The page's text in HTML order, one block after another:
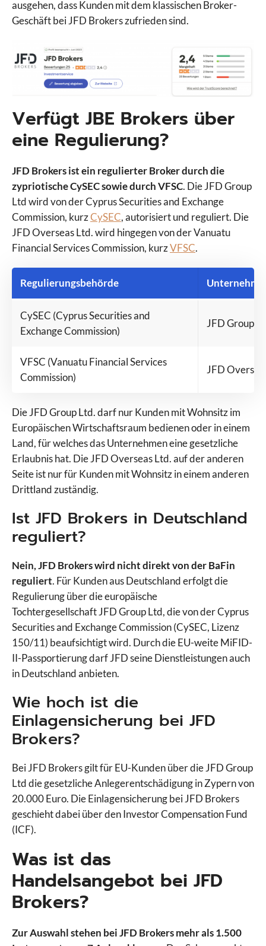
ActivTrades
AMP Futures
AvaFutures
AvaTrade
BlackBull Markets
Capital.com
CMC Markets
Comdirect
Consorsbank
Degiro
Deriv
Deutsche Bank
eToro
FOREX.com
FP Markets
FP Trading Demo
Freedom24
FXCM
FxPro
GBE Brokers
IC Markets
IC Trading
IG
Interactive Brokers
IQ Option
Libertex
LYNX
Markets.com
Moneta Markets
Naga
Pepperstone
Plus500
PrimeXBT
PU Prime
RoboMarkets
Scalable Capital
Skilling
Sparkassen Broker
StarTrader
Swissquote
Targobank
TMGM
Trade Republic
Traders Place
Trading 212
Vergleiche Broker
ausgehen, dass Kunden mit dem klassischen Broker-
Geschäft bei JFD Brokers zufrieden sind.
Verfügt JBE Brokers über
eine Regulierung?
JFD Brokers ist ein regulierter Broker durch die
zypriotische CySEC sowie durch VFSC. Die JFD Group
Ltd wird von der Cyprus Securities and Exchange
Commission, kurzCySEC, autorisiert und reguliert. Die
JFD Overseas Ltd. wird hingegen von der Vanuatu
Financial Services Commission, kurzVFSC.
Regulierungsbehörde
CySEC (Cyprus Securities and
Exchange Commission)
JFD Group
VFSC (Vanuatu Financial Services
Commission)
JFD
Die JFD Group Ltd. darf nur Kunden mit Wohnsitz im
Europäischen Wirtschaftsraum bedienen oder in einem
Land, für welches das Unternehmen eine gesetzliche
Erlaubnis hat. Die JFD Overseas Ltd. auf der anderen
Seite ist nur für Kunden mit Wohnsitz in einem anderen
Drittland zuständig.
Ist JFD Brokers in Deutschland
reguliert?
Nein, JFD Brokers wird nicht direkt von der BaFin
reguliert. Für Kunden aus Deutschland erfolgt die
Regulierung über die europäische
Tochtergesellschaft JFD Group Ltd, die von der Cyprus
Securities and Exchange Commission (CySEC, Lizenz
150/11) beaufsichtigt wird. Durch die EU-weite MiFID-
II-Passportierung darf JFD seine Dienstleistungen auch
in Deutschland anbieten.
Wie hoch ist die
Einlagensicherung bei JFD
Brokers?
Bei JFD Brokers gilt für EU-Kunden über die JFD Group
Ltd die gesetzliche Anlegerentschädigung in Zypern von
20.000 Euro. Die Einlagensicherung bei JFD Brokers
geschieht dabei über den Investor Compensation Fund
(ICF).
Was ist das
Handelsangebot bei JFD
Brokers?
Zur Auswahl stehen bei JFD Brokers mehr als 1.500